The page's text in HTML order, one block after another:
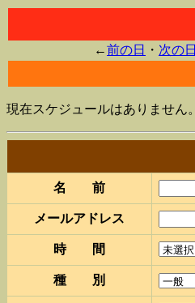
←前の日 ・ 次の日
現在スケジュールはありません。
名 前
メールアドレス
時 間
種 別